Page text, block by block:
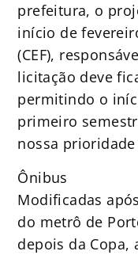
prefeitura, o
início de
(CEF),
licitação deve
permitindo o
primeiro
nossa
Ônibus
Modificadas
do metrô de
depois da Copa,